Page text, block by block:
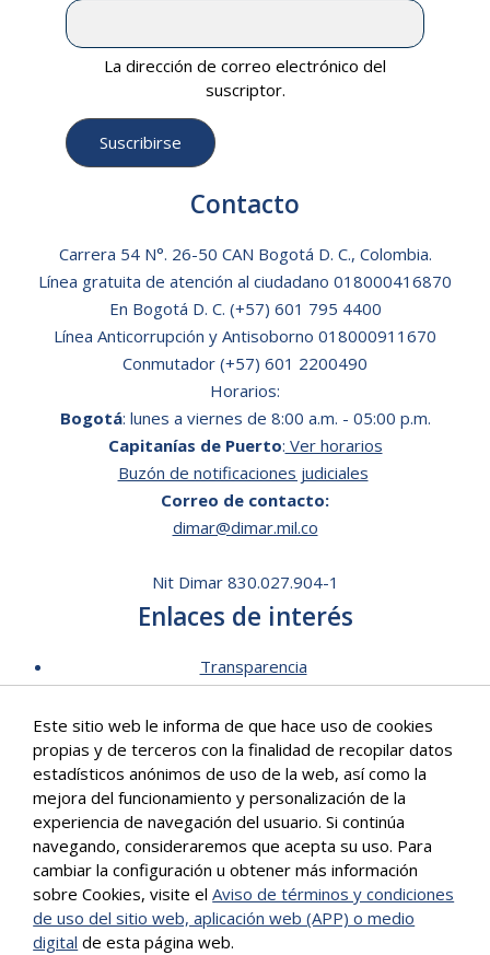
La dirección de correo electrónico del
suscriptor.
Contacto
Carrera 54 N°. 26-50 CAN Bogotá D. C., Colombia.
Línea gratuita de atención al ciudadano 018000416870
En Bogotá D. C. (+57) 601 795 4400
Línea Anticorrupción y Antisoborno 018000911670
Conmutador (+57) 601 2200490
Horarios:
Bogotá: lunes a viernes de 8:00 a.m. - 05:00 p.m.
Capitanías de Puerto: Ver horarios
Buzón de notificaciones judiciales
Correo de contacto:
dimar@dimar.mil.co
Nit Dimar 830.027.904-1
Enlaces de interés
Transparencia
Mecanismos de contacto
Software para personas en situación de discapacidad
Signos en Red
Intranet de Dimar
Correo Institucional
Políticas
Mapa del sitio
Este sitio web le informa de que hace uso de cookies
propias y de terceros con la finalidad de recopilar datos
estadísticos anónimos de uso de la web, así como la
mejora del funcionamiento y personalización de la
experiencia de navegación del usuario. Si continúa
navegando, consideraremos que acepta su uso. Para
cambiar la configuración u obtener más información
sobre Cookies, visite elAviso de términos y condiciones
de uso del sitio web, aplicación web (APP) o medio
digital de esta página web.